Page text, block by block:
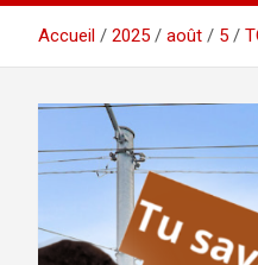
Accueil 2025 août 5